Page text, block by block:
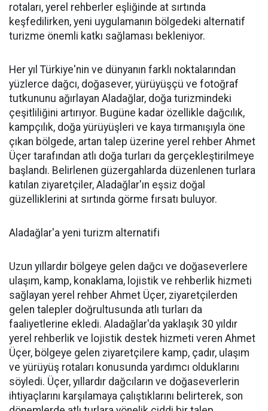
rotaları, yerel rehberler eşliğinde at sırtında
keşfedilirken, yeni uygulamanın bölgedeki alternatif
turizme önemli katkı sağlaması bekleniyor.
Her yıl Türkiye'nin ve dünyanın farklı noktalarından
yüzlerce dağcı, doğasever, yürüyüşçü ve fotoğraf
tutkununu ağırlayan Aladağlar, doğa turizmindeki
çeşitliliğini artırıyor. Bugüne kadar özellikle dağcılık,
kampçılık, doğa yürüyüşleri ve kaya tırmanışıyla öne
çıkan bölgede, artan talep üzerine yerel rehber Ahmet
Üçer tarafından atlı doğa turları da gerçekleştirilmeye
başlandı. Belirlenen güzergahlarda düzenlenen turlara
katılan ziyaretçiler, Aladağlar'ın eşsiz doğal
güzelliklerini at sırtında görme fırsatı buluyor.
Aladağlar'a yeni turizm alternatifi
Uzun yıllardır bölgeye gelen dağcı ve doğaseverlere
ulaşım, kamp, konaklama, lojistik ve rehberlik hizmeti
sağlayan yerel rehber Ahmet Üçer, ziyaretçilerden
gelen talepler doğrultusunda atlı turları da
faaliyetlerine ekledi. Aladağlar'da yaklaşık 30 yıldır
yerel rehberlik ve lojistik destek hizmeti veren Ahmet
Üçer, bölgeye gelen ziyaretçilere kamp, çadır, ulaşım
ve yürüyüş rotaları konusunda yardımcı olduklarını
söyledi. Üçer, yıllardır dağcıların ve doğaseverlerin
ihtiyaçlarını karşılamaya çalıştıklarını belirterek, son